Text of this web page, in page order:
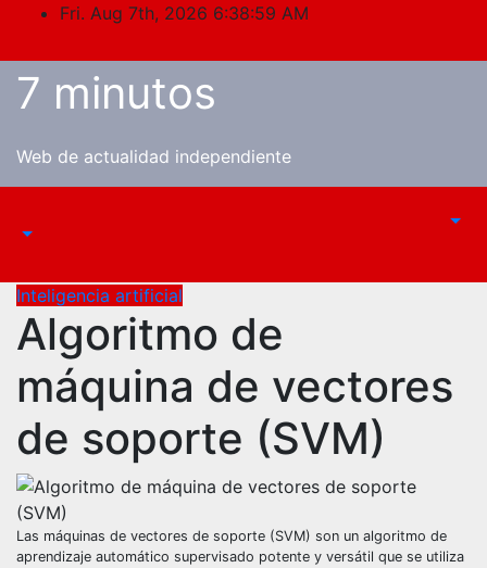
content
Fri. Aug 7th, 2026 6:39:00 AM
7 minutos
Web de actualidad independiente
Inteligencia artificial
Algoritmo de
máquina de vectores
de soporte (SVM)
Las máquinas de vectores de soporte (SVM) son un algoritmo de
aprendizaje automático supervisado potente y versátil que se utiliza